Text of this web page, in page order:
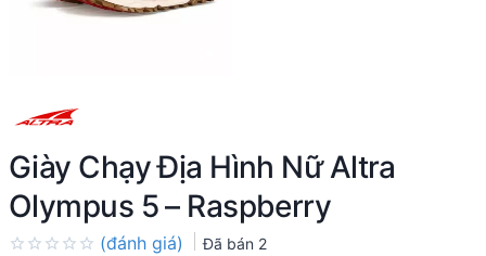
Giày Chạy Địa Hình Nữ Altra
Olympus 5 – Raspberry
(đánh giá) Đã bán 2